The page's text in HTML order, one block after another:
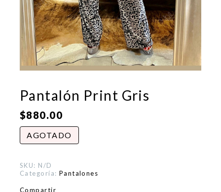
Pantalón Print Gris
$880.00
AGOTADO
SKU: N/D
Categoría: Pantalones
Compartir